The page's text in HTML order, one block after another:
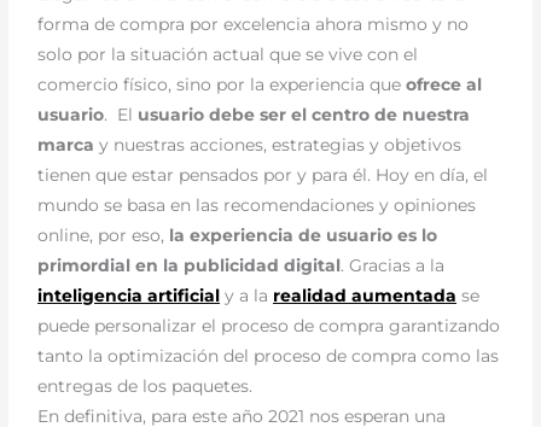
forma de compra por excelencia ahora mismo y no
solo por la situación actual que se vive con el
comercio físico, sino por la experiencia queofrece al
usuario. El usuario debe ser el centro de nuestra
marca y nuestras acciones, estrategias y objetivos
tienen que estar pensados por y para él. Hoy en día, el
mundo se basa en las recomendaciones y opiniones
online, por eso, la experiencia de usuario es lo
primordial en la publicidad digital. Gracias a la
inteligencia artificial y a la realidad aumentada se
puede personalizar el proceso de compra garantizando
tanto la optimización del proceso de compra como las
entregas de los paquetes.
En definitiva, para este año 2021 nos esperan una